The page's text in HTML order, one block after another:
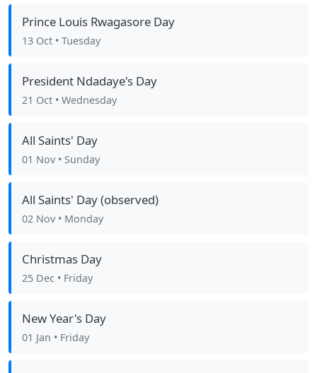
Prince Louis Rwagasore Day
13 Oct • Tuesday
President Ndadaye's Day
21 Oct • Wednesday
All Saints' Day
01 Nov • Sunday
All Saints' Day (observed)
02 Nov • Monday
Christmas Day
25 Dec • Friday
New Year's Day
01 Jan • Friday